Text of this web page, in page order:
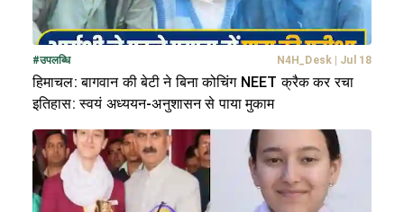
#उपलब्धि N4H_Desk| Jul 18
हिमाचल: बागवान की बेटी ने बिना कोचिंग NEET क्रैक कर रचा
इतिहास: स्वयं अध्ययन-अनुशासन से पाया मुकाम